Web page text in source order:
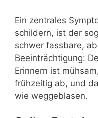
Ein zentrales
schildern, ist der
schwer fassbare,
Beeinträchtigung:
Erinnern ist
frühzeitig ab, und
wie weggeblasen.